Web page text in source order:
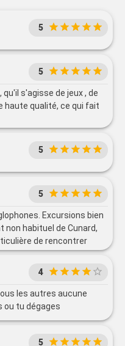
5
5
s'agisse de jeux , de
haute qualité, ce qui fait
5
5
Excursions bien
non habituel de Cunard,
de rencontrer
et ses officiers.
4
les autres aucune
ou tu dégages
5